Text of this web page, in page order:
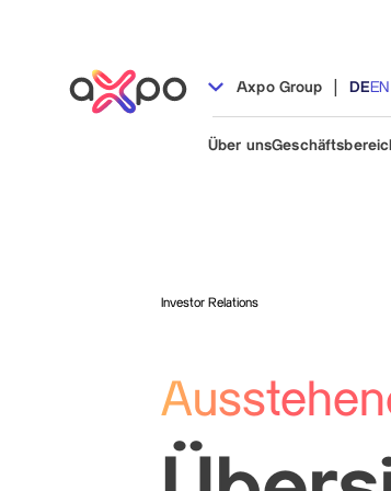
Axpo Group | DE EN
Über uns
Investor Relations